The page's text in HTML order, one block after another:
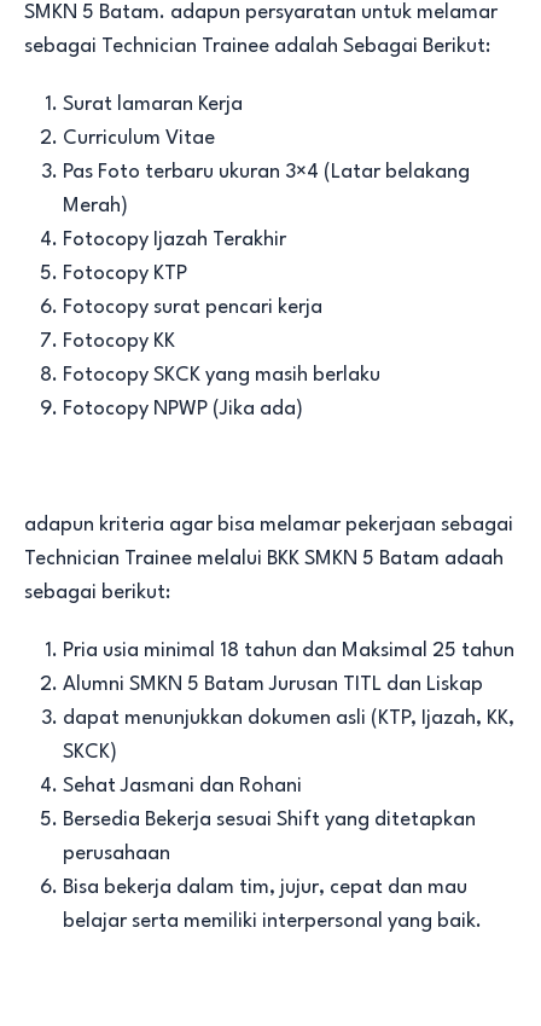
SMKN 5 Batam. adapun persyaratan untuk melamar
sebagai Technician Trainee adalah Sebagai Berikut:
Surat lamaran Kerja
Curriculum Vitae
Pas Foto terbaru ukuran 3×4 (Latar belakang
Merah)
Fotocopy Ijazah Terakhir
Fotocopy KTP
Fotocopy surat pencari kerja
Fotocopy KK
Fotocopy SKCK yang masih berlaku
Fotocopy NPWP (Jika ada)
adapun kriteria agar bisa melamar pekerjaan sebagai
Technician Trainee melalui BKK SMKN 5 Batam adaah
sebagai berikut:
Pria usia minimal 18 tahun dan Maksimal 25 tahun
Alumni SMKN 5 Batam Jurusan TITL dan Liskap
dapat menunjukkan dokumen asli (KTP, Ijazah, KK,
SKCK)
Sehat Jasmani dan Rohani
Bersedia Bekerja sesuai Shift yang ditetapkan
perusahaan
Bisa bekerja dalam tim, jujur, cepat dan mau
belajar serta memiliki interpersonal yang baik.